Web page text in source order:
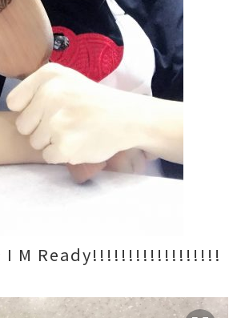
I M Ready!!!!!!!!!!!!!!!!!!